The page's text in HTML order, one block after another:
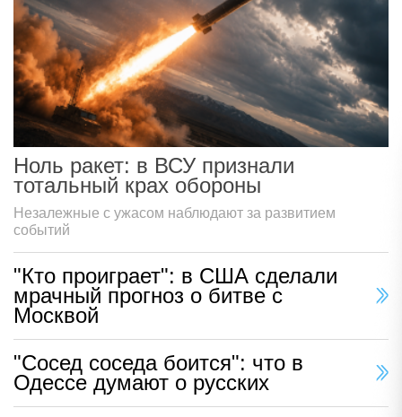
Ноль ракет: в ВСУ признали
тотальный крах обороны
Незалежные с ужасом наблюдают за развитием
событий
"Кто проиграет": в США сделали
мрачный прогноз о битве с
Москвой
"Сосед соседа боится": что в
Одессе думают о русских